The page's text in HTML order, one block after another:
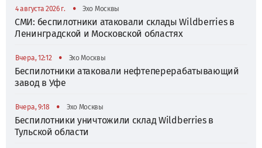
4 августа 2026 г. • Эхо Москвы
СМИ: беспилотники атаковали склады Wildberries в
Ленинградской и Московской областях
Вчера, 12:12 • Эхо Москвы
Беспилотники атаковали нефтеперерабатывающий
завод в Уфе
Вчера, 9:18 • Эхо Москвы
Беспилотники уничтожили склад Wildberries в
Тульской области